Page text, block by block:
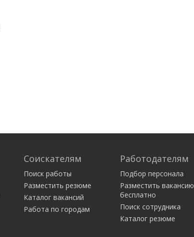
Соискателям
Поиск работы
Разместить резюме
Каталог вакансий
Работа по городам
Работодателям
Подбор персонала
Разместить вакансию
бесплатно
Поиск сотрудника
Каталог резюме